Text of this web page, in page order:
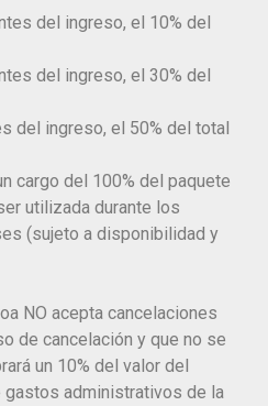
del ingreso, el 10% del
del ingreso, el 30% del
del ingreso, el 50% del total
cargo del 100% del paquete
utilizada durante los
(sujeto a disponibilidad y
NO acepta cancelaciones
de cancelación y que no se
un 10% del valor del
administrativos de la